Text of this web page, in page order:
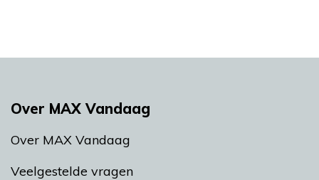
Over MAX Vandaag
Over MAX Vandaag
Veelgestelde vragen